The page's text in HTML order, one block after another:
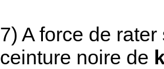
7) A force de
ceinture noire de